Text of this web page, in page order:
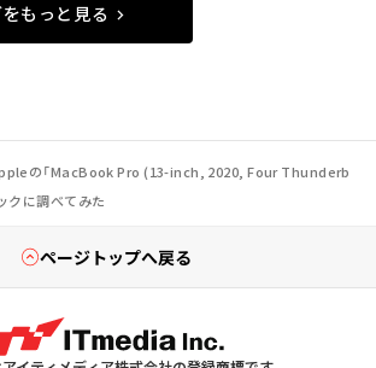
もっと見る
の「MacBook Pro (13-inch, 2020, Four Thunderb
クに調べてみた
ページトップへ戻る